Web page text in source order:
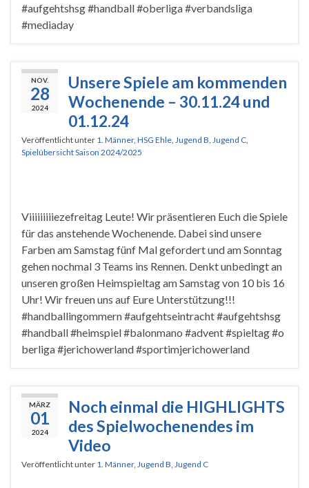
#aufgehtshsg #handball #oberliga #verbandsliga
#mediaday
NOV.
28
2024
Unsere Spiele am kommenden
Wochenende – 30.11.24 und
01.12.24
Veröffentlicht unter 1. Männer, HSG Ehle, Jugend B, Jugend C,
Spielübersicht Saison 2024/2025
Viiiiiiiiiezefreitag Leute! Wir präsentieren Euch die Spiele
für das anstehende Wochenende. Dabei sind unsere
Farben am Samstag fünf Mal gefordert und am Sonntag
gehen nochmal 3 Teams ins Rennen. Denkt unbedingt an
unseren großen Heimspieltag am Samstag von 10 bis 16
Uhr! Wir freuen uns auf Eure Unterstützung!!!
#handballingommern #aufgehtseintracht #aufgehtshsg
#handball #heimspiel #balonmano #advent #spieltag #o
berliga #jerichowerland #sportimjerichowerland
MÄRZ
01
2024
Noch einmal die HIGHLIGHTS
des Spielwochenendes im
Video
Veröffentlicht unter 1. Männer, Jugend B, Jugend C